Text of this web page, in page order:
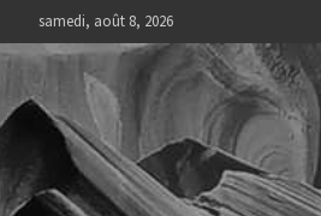
to
content
samedi, août 8, 2026